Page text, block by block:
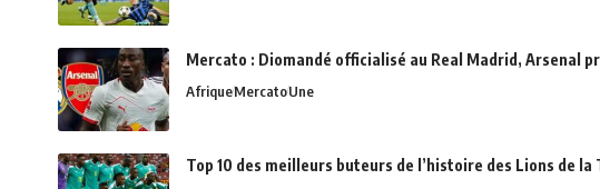
Mercato : Diomandé officialisé au Real Madrid, Arsenal
AfriqueMercatoUne
Top 10 des meilleurs buteurs de l’histoire des Lions de la